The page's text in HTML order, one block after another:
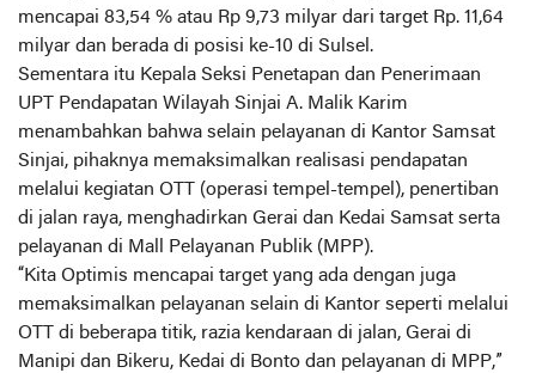
mencapai 83,54 % atau Rp 9,73 milyar dari target Rp. 11,64
milyar dan berada di posisi ke-10 di Sulsel.
Sementara itu Kepala Seksi Penetapan dan Penerimaan
UPT Pendapatan Wilayah Sinjai A. Malik Karim
menambahkan bahwa selain pelayanan di Kantor Samsat
Sinjai, pihaknya memaksimalkan realisasi pendapatan
melalui kegiatan OTT (operasi tempel-tempel), penertiban
di jalan raya, menghadirkan Gerai dan Kedai Samsat serta
pelayanan di Mall Pelayanan Publik (MPP).
“Kita Optimis mencapai target yang ada dengan juga
memaksimalkan pelayanan selain di Kantor seperti melalui
OTT di beberapa titik, razia kendaraan di jalan, Gerai di
Manipi dan Bikeru, Kedai di Bonto dan pelayanan di MPP,”